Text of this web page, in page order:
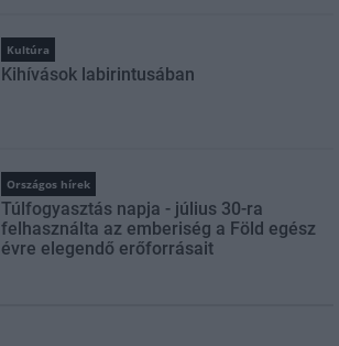
Kultúra
Kihívások labirintusában
Országos hírek
Túlfogyasztás napja - július 30-ra
felhasználta az emberiség a Föld egész
évre elegendő erőforrásait